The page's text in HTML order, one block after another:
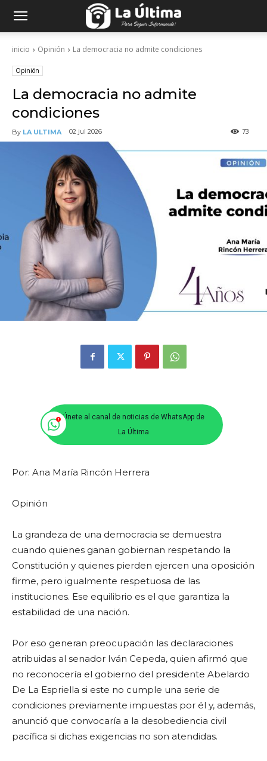
inicio Opinión La democracia no admite condiciones
Opinión
La democracia no admite
condiciones
By LA ULTIMA 02 jul 2026 73
Únete al canal de noticias de WhatsApp de
La Última
Por: Ana María Rincón Herrera
Opinión
La grandeza de una democracia se demuestra
cuando quienes ganan gobiernan respetando la
Constitución y quienes pierden ejercen una oposición
firme, pero igualmente respetuosa de las
instituciones. Ese equilibrio es el que garantiza la
estabilidad de una nación.
Por eso generan preocupación las declaraciones
atribuidas al senador Iván Cepeda, quien afirmó que
no reconocería el gobierno del presidente Abelardo
De La Espriella si este no cumple una serie de
condiciones previamente impuestas por él y, además,
anunció que convocaría a la desobediencia civil
pacífica si dichas exigencias no son atendidas.